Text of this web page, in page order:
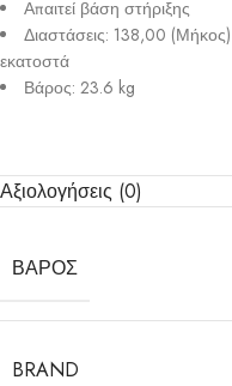
Απαιτεί βάση στήριξης
Διαστάσεις: 138,00
εκατοστά
Βάρος: 23.6 kg
Αξιολογήσεις (0)
ΒΆΡΟΣ
BRAND